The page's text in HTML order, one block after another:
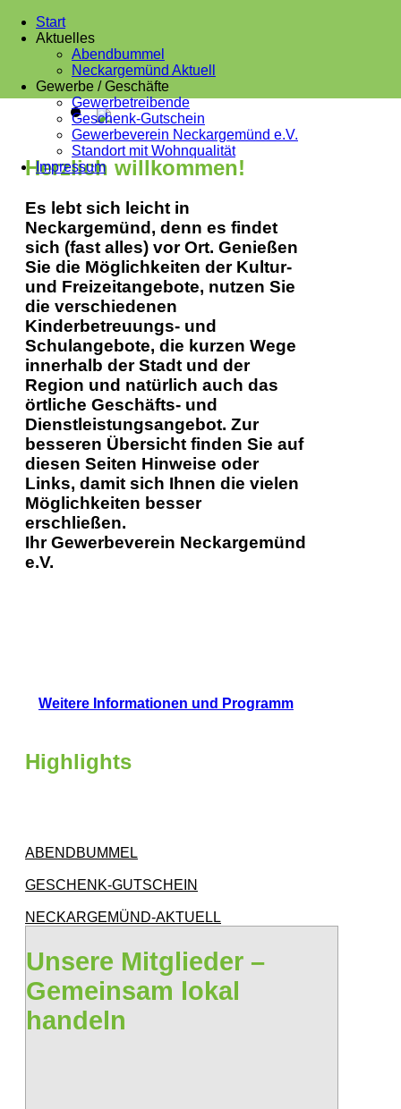
Start
Aktuelles
Abendbummel
Neckargemünd Aktuell
Gewerbe / Geschäfte
Gewerbetreibende
Geschenk-Gutschein
Gewerbeverein Neckargemünd e.V.
Standort mit Wohnqualität
Impressum
Herzlich willkommen!
Es lebt sich leicht in
Neckargemünd, denn es findet
sich (fast alles) vor Ort. Genießen
Sie die Möglichkeiten der Kultur-
und Freizeitangebote, nutzen Sie
die verschiedenen
Kinderbetreuungs- und
Schulangebote, die kurzen Wege
innerhalb der Stadt und der
Region und natürlich auch das
örtliche Geschäfts- und
Dienstleistungsangebot. Zur
besseren Übersicht finden Sie auf
diesen Seiten Hinweise oder
Links, damit sich Ihnen die vielen
Möglichkeiten besser
erschließen.
Ihr Gewerbeverein Neckargemünd
e.V.
Weitere Informationen und Programm
Highlights
ABENDBUMMEL
GESCHENK-GUTSCHEIN
NECKARGEMÜND-AKTUELL
Unsere Mitglieder –
Gemeinsam lokal
handeln